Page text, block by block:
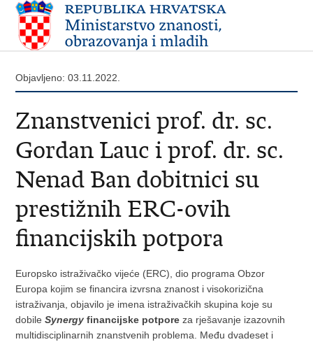
Objavljeno: 03.11.2022.
Znanstvenici prof. dr. sc.
Gordan Lauc i prof. dr. sc.
Nenad Ban dobitnici su
prestižnih ERC-ovih
financijskih potpora
Europsko istraživačko vijeće (ERC), dio programa Obzor
Europa kojim se financira izvrsna znanost i visokorizična
istraživanja, objavilo je imena istraživačkih skupina koje su
dobileSynergy financijske potporeza rješavanje izazovnih
multidisciplinarnih znanstvenih problema. Među dvadeset i